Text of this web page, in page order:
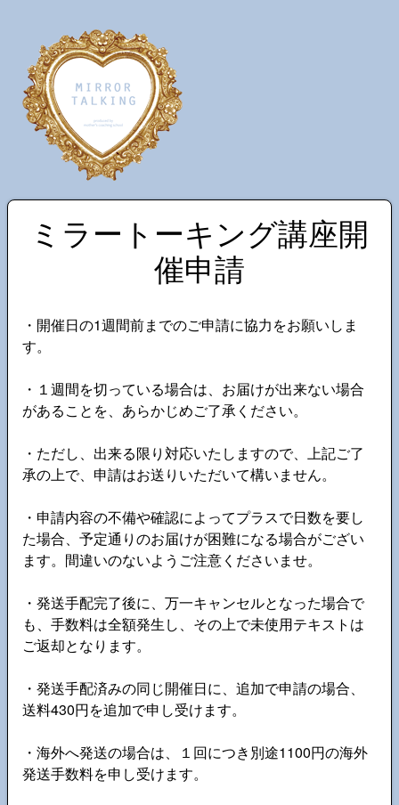
ミラートーキング講座開
催申請
・開催日の1週間前までのご申請に協力をお願いしま
す。
・１週間を切っている場合は、お届けが出来ない場合
があることを、あらかじめご了承ください。
・ただし、出来る限り対応いたしますので、上記ご了
承の上で、申請はお送りいただいて構いません。
・申請内容の不備や確認によってプラスで日数を要し
た場合、予定通りのお届けが困難になる場合がござい
ます。間違いのないようご注意くださいませ。
・発送手配完了後に、万一キャンセルとなった場合で
も、手数料は全額発生し、その上で未使用テキストは
ご返却となります。
・発送手配済みの同じ開催日に、追加で申請の場合、
送料430円を追加で申し受けます。
・海外へ発送の場合は、１回につき別途1100円の海外
発送手数料を申し受けます。